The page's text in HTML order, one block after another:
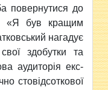
повернутися до
«Я був кращим
нагадує
здобутки та
аудиторія екс-
стовідсоткової